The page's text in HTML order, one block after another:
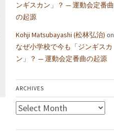
ンギスカン」？ — 運動会定番曲
の起源
Kohji Matsubayashi (松林弘治) on
なぜ小学校で今も「ジンギスカ
ン」？ — 運動会定番曲の起源
ARCHIVES
Archives